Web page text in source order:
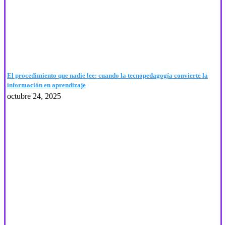
El procedimiento que nadie lee: cuando la tecnopedagogía convierte la
información en aprendizaje
octubre 24, 2025